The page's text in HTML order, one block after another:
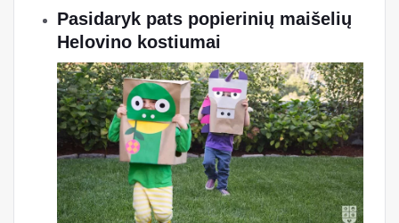
Pasidaryk pats popierinių maišelių
Helovino kostiumai